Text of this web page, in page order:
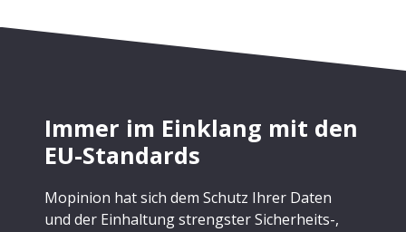
Immer im Einklang mit den
EU-Standards
Mopinion hat sich dem Schutz Ihrer Daten
und der Einhaltung strengster Sicherheits-,